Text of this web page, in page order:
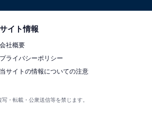
サイト情報
会社概要
プライバシーポリシー
当サイトの情報についての注意
・転載・公衆送信等を禁じます。